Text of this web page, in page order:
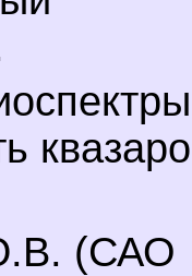
(САО